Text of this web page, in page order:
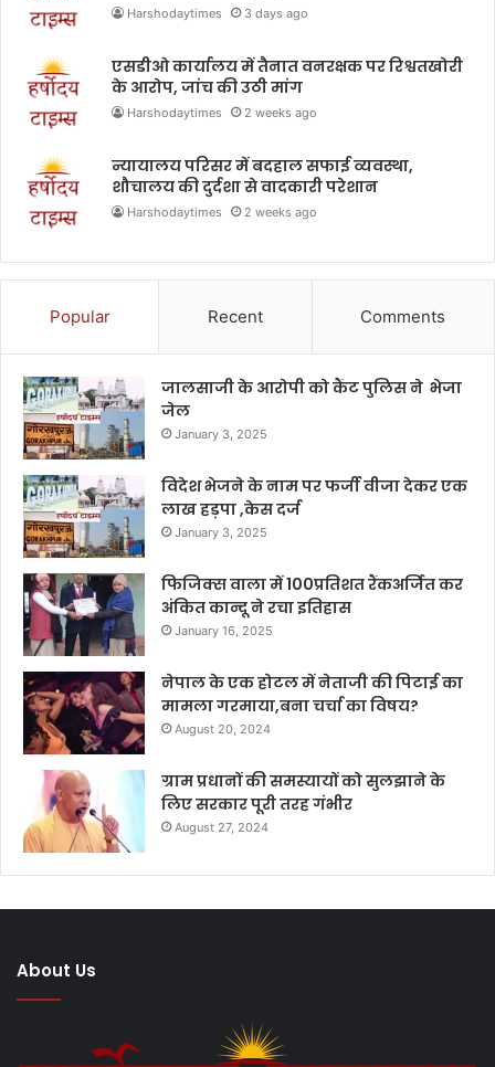
Harshodaytimes 3 days ago
एसडीओ कार्यालय में तैनात वनरक्षक पर रिश्वतखोरी
के आरोप, जांच की उठी मांग
Harshodaytimes 2 weeks ago
न्यायालय परिसर में बदहाल सफाई व्यवस्था,
शौचालय की दुर्दशा से वादकारी परेशान
Harshodaytimes 2 weeks ago
Popular Recent Comments
जालसाजी के आरोपी को कैंट पुलिस ने भेजा
जेल
January 3, 2025
विदेश भेजने के नाम पर फर्जी वीजा देकर एक
लाख हड़पा ,केस दर्ज
January 3, 2025
फिजिक्स वाला में 100प्रतिशत रैंकअर्जित कर
अंकित कान्दू ने रचा इतिहास
January 16, 2025
नेपाल के एक होटल में नेताजी की पिटाई का
मामला गरमाया,बना चर्चा का विषय?
August 20, 2024
ग्राम प्रधानों की समस्यायों को सुलझाने के
लिए सरकार पूरी तरह गंभीर
August 27, 2024
About Us